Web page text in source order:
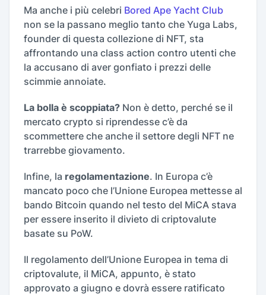
Ma anche i più celebri Bored Ape Yacht Club
non se la passano meglio tanto che Yuga Labs,
founder di questa collezione di NFT, sta
affrontando una class action contro utenti che
la accusano di aver gonfiato i prezzi delle
scimmie annoiate.
La bolla è scoppiata? Non è detto, perché se il
mercato crypto si riprendesse c’è da
scommettere che anche il settore degli NFT ne
trarrebbe giovamento.
Infine, la regolamentazione. In Europa c’è
mancato poco che l’Unione Europea mettesse al
bando Bitcoin quando nel testo del MiCA stava
per essere inserito il divieto di criptovalute
basate su PoW.
Il regolamento dell’Unione Europea in tema di
criptovalute, il MiCA, appunto, è stato
approvato a giugno e dovrà essere ratificato